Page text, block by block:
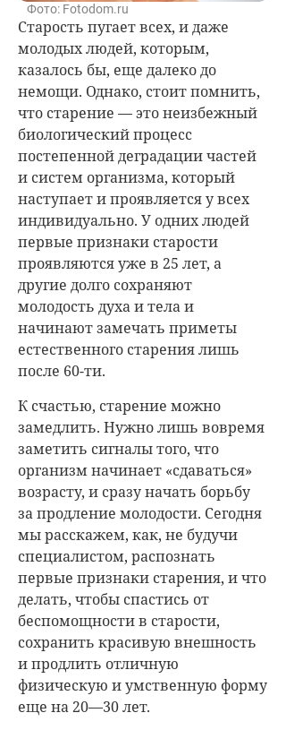
Фото: Fotodom.ru
Старость пугает всех, и даже
молодых людей, которым,
казалось бы, еще далеко до
немощи. Однако, стоит помнить,
что старение — это неизбежный
биологический процесс
постепенной деградации частей
и систем организма, который
наступает и проявляется у всех
индивидуально. У одних людей
первые признаки старости
проявляются уже в 25 лет, а
другие долго сохраняют
молодость духа и тела и
начинают замечать приметы
естественного старения лишь
после 60-ти.
К счастью, старение можно
замедлить. Нужно лишь вовремя
заметить сигналы того, что
организм начинает «сдаваться»
возрасту, и сразу начать борьбу
за продление молодости. Сегодня
мы расскажем, как, не будучи
специалистом, распознать
первые признаки старения, и что
делать, чтобы спастись от
беспомощности в старости,
сохранить красивую внешность
и продлить отличную
физическую и умственную форму
еще на 20—30 лет.